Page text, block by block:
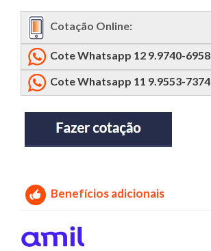
Cotação Online:
Cote Whatsapp 12 9.9740-6958
Cote Whatsapp 11 9.9553-7374
Benefícios adicionais